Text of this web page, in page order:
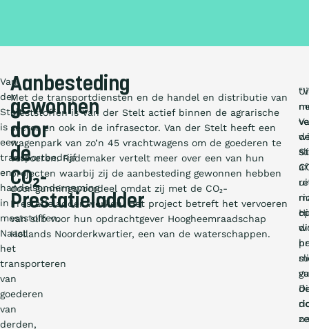
Van
der
Stelt
is
een
transportbedrijf
en
handelsonderneming
in
meststoffen.
Naast
het
transporteren
van
goederen
van
derden,
Aanbesteding
gewonnen
door
de
CO₂-
Prestatieladder
Met de transportdiensten en de handel en distributie van
meststoffen is Van der Stelt actief binnen de agrarische
sector en ook in de infrasector. Van der Stelt heeft een
wagenpark van zo’n 45 vrachtwagens om de goederen te
vervoeren. Rademaker vertelt meer over een van hun
projecten waarbij zij de aanbesteding gewonnen hebben
door gunningsvoordeel omdat zij met de CO₂-
Prestatieladder werken. Het project betreft het vervoeren
van slib voor hun opdrachtgever Hoogheemraadschap
Hollands Noorderkwartier, een van de waterschappen.
ze